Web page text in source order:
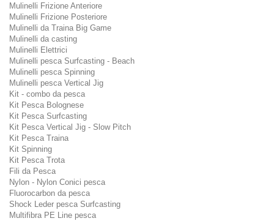
Mulinelli Frizione Anteriore
Mulinelli Frizione Posteriore
Mulinelli da Traina Big Game
Mulinelli da casting
Mulinelli Elettrici
Mulinelli pesca Surfcasting - Beach
Mulinelli pesca Spinning
Mulinelli pesca Vertical Jig
Kit - combo da pesca
Kit Pesca Bolognese
Kit Pesca Surfcasting
Kit Pesca Vertical Jig - Slow Pitch
Kit Pesca Traina
Kit Spinning
Kit Pesca Trota
Fili da Pesca
Nylon - Nylon Conici pesca
Fluorocarbon da pesca
Shock Leder pesca Surfcasting
Multifibra PE Line pesca